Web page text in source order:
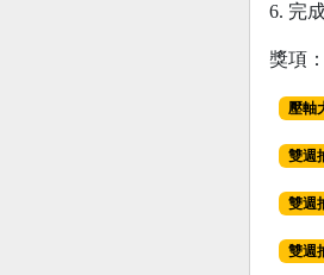
6. 完
獎項
壓軸
雙週
雙週
雙週